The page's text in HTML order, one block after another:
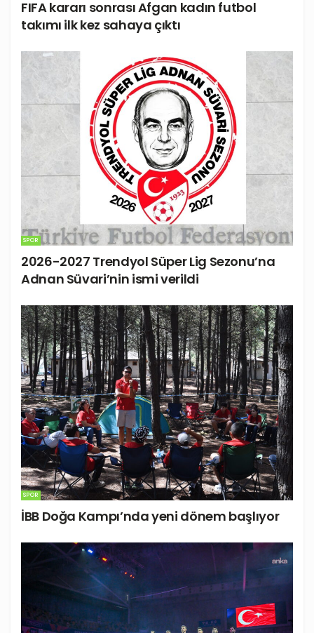
FIFA kararı sonrası Afgan kadın futbol
takımı ilk kez sahaya çıktı
SPOR
2026-2027 Trendyol Süper Lig Sezonu’na
Adnan Süvari’nin ismi verildi
SPOR
İBB Doğa Kampı’nda yeni dönem başlıyor